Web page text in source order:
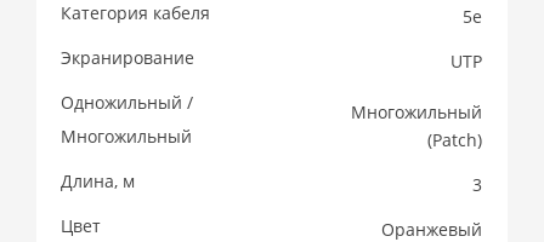
Категория кабеля
5e
Экранирование
UTP
Одножильный /
Многожильный
Многожильный
(Patсh)
Длина, м
3
Цвет
Оранжевый